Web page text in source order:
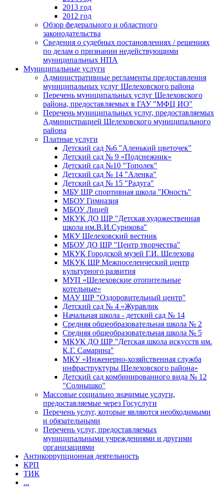
2013 год
2012 год
Обзор федерального и областного
законодательства
Сведения о судебных постановлениях / решениях
по делам о признании недействующими
муниципальных НПА
Муниципальные услуги
Административные регламенты предоставления
муниципальных услуг Шелеховского района
Перечень муниципальных услуг Шелеховского
района, предоставляемых в ГАУ "МФЦ ИО"
Перечень муниципальных услуг, предоставляемых
Администрацией Шелеховского муниципального
района
Платные услуги
Детский сад №6 "Аленький цветочек"
Детский сад № 9 «Подснежник»
Детский сад №10 "Тополек"
Детский сад № 14 "Аленка"
Детский сад № 15 "Радуга"
МБУ ШР спортивная школа "Юность"
МБОУ Гимназия
МБОУ Лицей
МКУК ДО ШР "Детская художественная
школа им.В.И.Сурикова"
МКУ Шелеховский вестник
МБОУ ДО ШР "Центр творчества"
МКУК Городской музей Г.И. Шелехова
МКУК ШР Межпоселенческий центр
культурного развития
МУП «Шелеховские отопительные
котельные»
МАУ ШР "Оздоровительный центр"
Детский сад № 4 «Журавлик
Начальная школа - детский сад № 14
Средняя общеобразовательная школа № 2
Средняя общеобразовательная школа № 5
МКУК ДО ШР "Детская школа искусств им.
К.Г. Самарина"
МКУ «Инженерно-хозяйственная служба
инфраструктуры Шелеховского района»
Детский сад комбинированного вида № 12
"Солнышко"
Массовые социально значимые услуги,
предоставляемые через Госуслуги
Перечень услуг, которые являются необходимыми
и обязательными
Перечень услуг, предоставляемых
муниципальными учреждениями и другими
организациями
Антикоррупционная деятельность
КРП
ТИК
...